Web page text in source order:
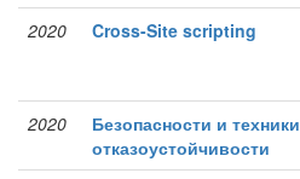
2020 Cross-Site scripting
2020
Безопасности и техники
отказоустойчивости